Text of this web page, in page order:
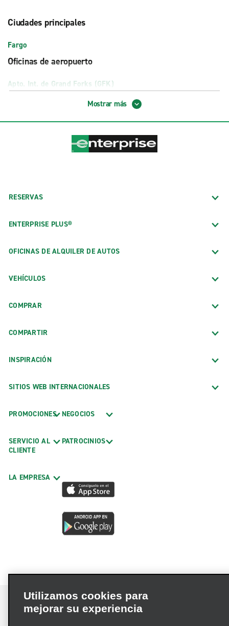
Ciudades principales
Fargo
Oficinas de aeropuerto
Apto. Int. de Grand Forks (GFK)
Apto. Int. de Minot (MOT)
Apto. Int. Sloulin Field, Williston (XWA)
Apto. Mun. de Bismarck, Bismarck (BIS)
Oficinas locales
Bismarck
Fargo, 45th St.
Minot
Mostrar más
RESERVAS
ENTERPRISE PLUS®
OFICINAS DE ALQUILER DE AUTOS
VEHÍCULOS
COMPRAR
COMPARTIR
INSPIRACIÓN
SITIOS WEB INTERNACIONALES
PROMOCIONES
SERVICIO AL
CLIENTE
LA EMPRESA
NEGOCIOS
PATROCINIOS
Utilizamos cookies para
mejorar su experiencia